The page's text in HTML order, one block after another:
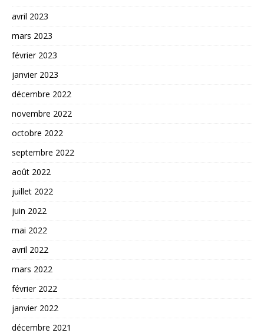
avril 2023
mars 2023
février 2023
janvier 2023
décembre 2022
novembre 2022
octobre 2022
septembre 2022
août 2022
juillet 2022
juin 2022
mai 2022
avril 2022
mars 2022
février 2022
janvier 2022
décembre 2021